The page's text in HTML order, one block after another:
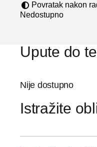
Povratak nakon
Nedostupno
Upute do
Nije dostupno
Istražite